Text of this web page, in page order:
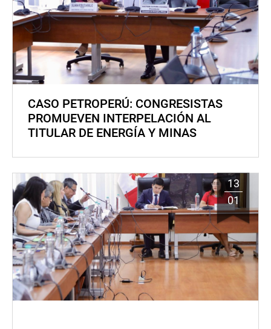
CASO PETROPERÚ: CONGRESISTAS
PROMUEVEN INTERPELACIÓN AL
TITULAR DE ENERGÍA Y MINAS
13
01